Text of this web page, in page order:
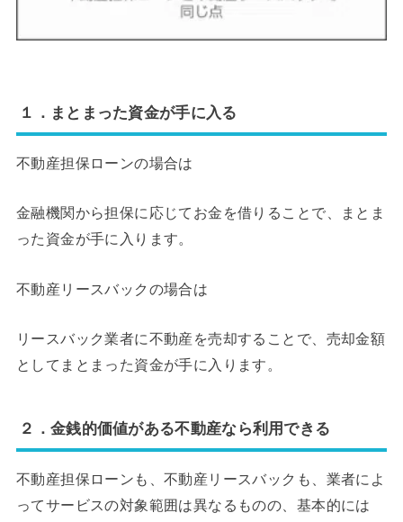
１．まとまった資金が手に入る
不動産担保ローンの場合は
金融機関から担保に応じてお金を借りることで、まとま
った資金が手に入ります。
不動産リースバックの場合は
リースバック業者に不動産を売却することで、売却金額
としてまとまった資金が手に入ります。
２．金銭的価値がある不動産なら利用できる
不動産担保ローンも、不動産リースバックも、業者によ
ってサービスの対象範囲は異なるものの、基本的には